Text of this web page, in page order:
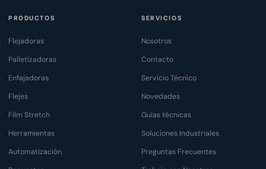
PRODUCTOS
Flejadoras
Palletizadoras
Enfajadoras
Flejes
Film Stretch
Herramientas
Automatización
SERVICIOS
Nosotros
Contacto
Servicio Técnico
Novedades
Guías técnicas
Soluciones Industriales
Preguntas Frecuentes